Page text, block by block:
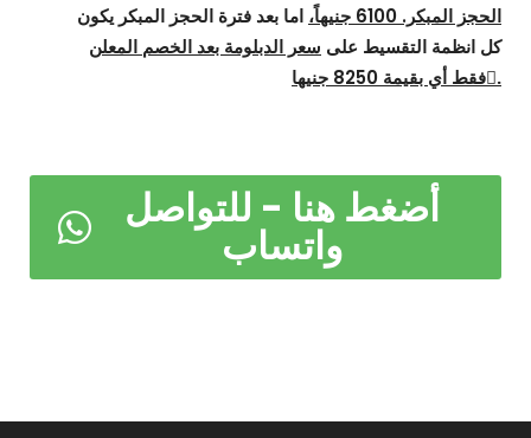
الحجز المبكر. 6100 جنيهاً،
اما بعد فترة الحجز المبكر يكون
كل انظمة التقسيط على سعر الدبلومة بعد الخصم المعلن
فقط أي بقيمة 8250 جنيها.ً
أضغط هنا - للتواصل
واتساب